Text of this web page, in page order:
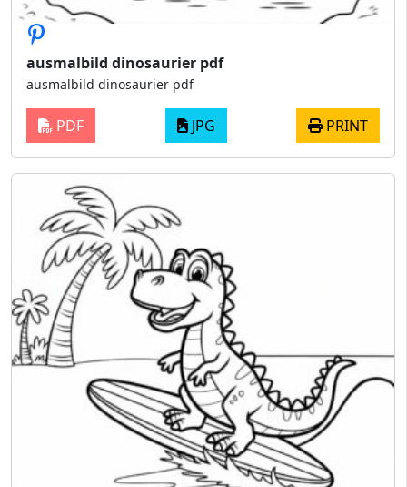
ausmalbild dinosaurier pdf
ausmalbild dinosaurier pdf
PDF JPG PRINT